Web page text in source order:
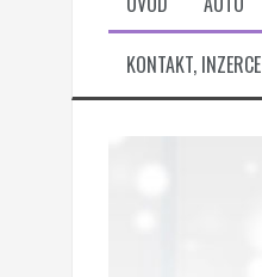
KONTAKT, INZERCE